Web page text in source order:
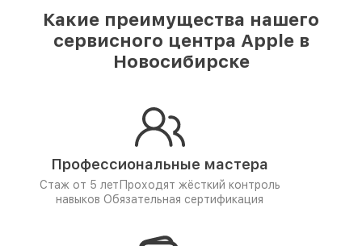
Какие преимущества нашего
сервисного центра Apple в
Новосибирске
Профессиональные мастера
Стаж от 5 лет Проходят жёсткий контроль
навыков Обязательная сертификация